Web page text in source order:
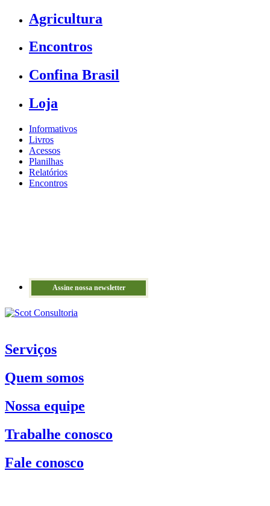
Agricultura
Encontros
Confina Brasil
Loja
Informativos
Livros
Acessos
Planilhas
Relatórios
Encontros
Assine nossa newsletter
Serviços
Quem somos
Nossa equipe
Trabalhe conosco
Fale conosco